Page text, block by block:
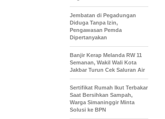
Jembatan di Pegadungan
Diduga Tanpa Izin,
Pengawasan Pemda
Dipertanyakan
Banjir Kerap Melanda RW 11
Semanan, Wakil Wali Kota
Jakbar Turun Cek Saluran Air
Sertifikat Rumah Ikut Terbakar
Saat Bersihkan Sampah,
Warga Simaninggir Minta
Solusi ke BPN